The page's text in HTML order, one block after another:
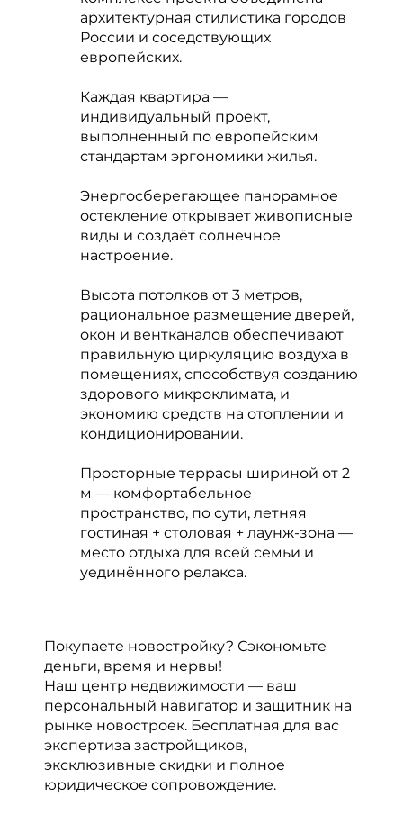
архитектурная стилистика городов
России и соседствующих
европейских.
Каждая квартира —
индивидуальный проект,
выполненный по европейским
стандартам эргономики жилья.
Энергосберегающее панорамное
остекление открывает живописные
виды и создаёт солнечное
настроение.
Высота потолков от 3 метров,
рациональное размещение дверей,
окон и вентканалов обеспечивают
правильную циркуляцию воздуха в
помещениях, способствуя созданию
здорового микроклимата, и
экономию средств на отоплении и
кондиционировании.
Просторные террасы шириной от 2
м — комфортабельное
пространство, по сути, летняя
гостиная + столовая + лаунж-зона —
место отдыха для всей семьи и
уединённого релакса.
Покупаете новостройку? Сэкономьте
деньги, время и нервы!
Наш центр недвижимости — ваш
персональный навигатор и защитник на
рынке новостроек. Бесплатная для вас
экспертиза застройщиков,
эксклюзивные скидки и полное
юридическое сопровождение.